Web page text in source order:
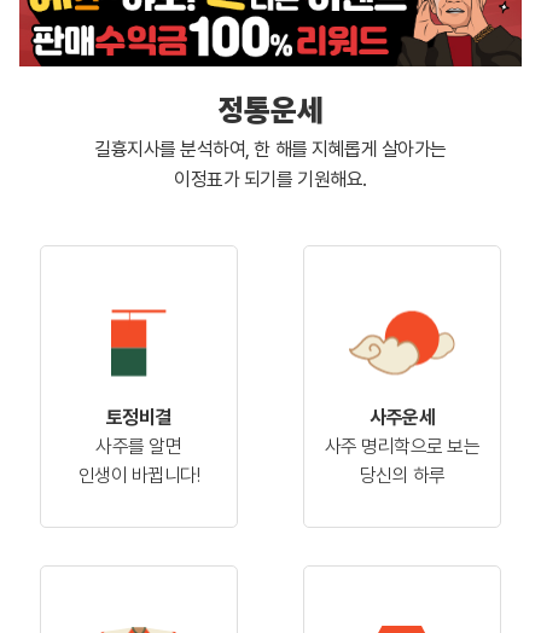
정통운세
길흉지사를 분석하여, 한 해를 지혜롭게 살아가는
이정표가 되기를 기원해요.
토정비결
사주를 알면
인생이 바뀝니다!
사주운세
사주 명리학으로 보는
당신의 하루